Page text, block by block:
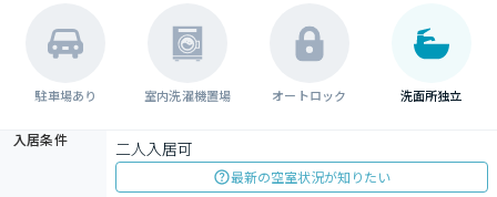
駐車場あり 室内洗濯機置場 オートロック 洗面所独立
入居条件 二人入居可
最新の空室状況が知りたい